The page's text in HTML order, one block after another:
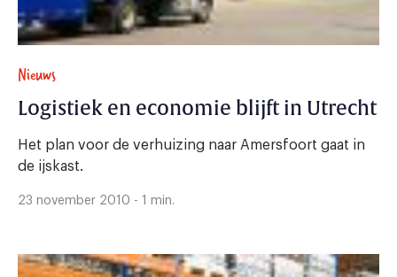
Nieuws
Logistiek en economie blijft in Utrecht
Het plan voor de verhuizing naar Amersfoort gaat in
de ijskast.
23 november 2010 - 1 min.